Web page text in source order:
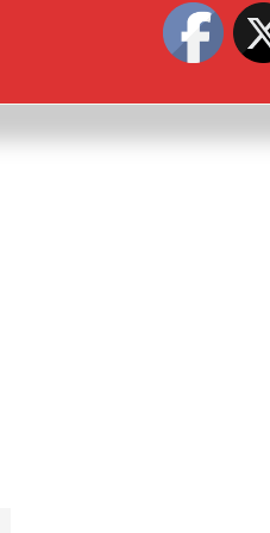
ecommerces) a
Men, que dá ponta-
Paginação
de